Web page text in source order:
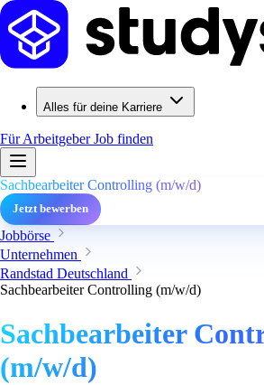
Alles für deine Karriere
Für ArbeitgeberJob finden
Sachbearbeiter Controlling (m/w/d)
Jetzt bewerben
Jobbörse
Unternehmen
Randstad Deutschland
Sachbearbeiter Controlling (m/w/d)
Sachbearbeiter
(m/w/d)